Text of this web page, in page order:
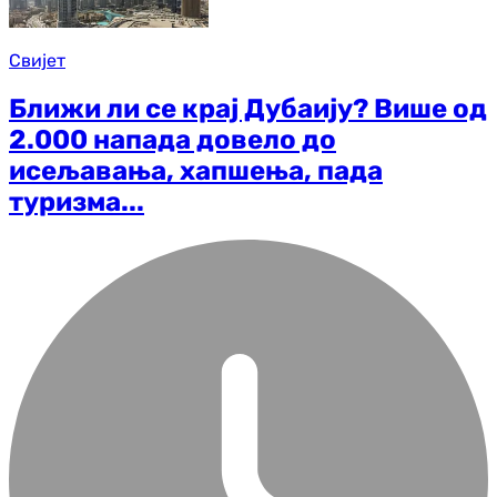
Свијет
Ближи ли се крај Дубаију? Више од
2.000 напада довело до
исељавања, хапшења, пада
туризма...